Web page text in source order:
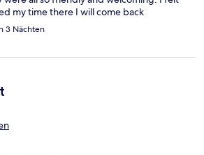
my time there I will come back
3 Nächten